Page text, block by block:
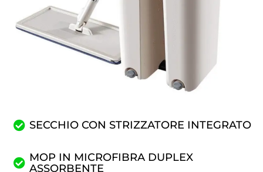
SECCHIO CON STRIZZATORE INTEGRATO
MOP IN MICROFIBRA DUPLEX
ASSORBENTE